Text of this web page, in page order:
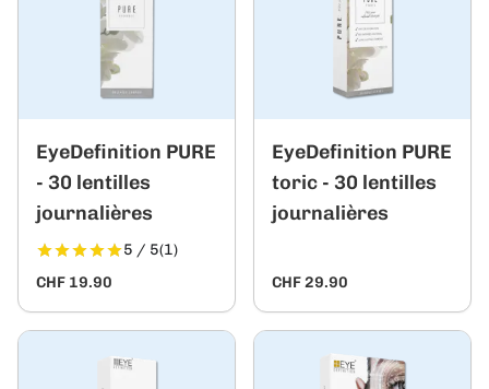
EyeDefinition PURE
- 30 lentilles
journalières
5 / 5(1)
CHF 19.90
EyeDefinition PURE
toric - 30 lentilles
journalières
CHF 29.90